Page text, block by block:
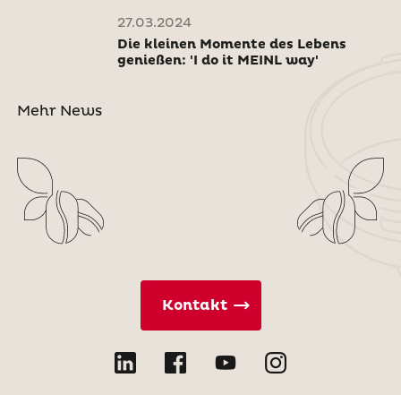
27.03.2024
Die kleinen Momente des Lebens
genießen: 'I do it MEINL way'
Mehr News
Kontakt